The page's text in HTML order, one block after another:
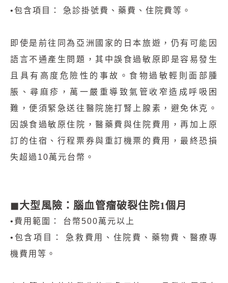
•包含項目： 急診掛號費、藥費、住院費等。
即使是前往同為亞洲國家的日本旅遊，仍有可能因
語言不通產生問題，其中誤食過敏原即是容易發生
且具有高度危險性的事故。食物過敏輕則面部腫
脹、尋麻疹，萬一嚴重導致氣管收窄造成呼吸困
難，便須緊急送往醫院施打腎上腺素，避免休克。
因誤食過敏原住院，醫藥費與住院費用，再加上原
訂的住宿、行程票券與重訂機票的費用，最終恐損
失超過10萬元台幣。
◼︎大型風險：腦血管瘤破裂住院1個月
•費用範圍： 台幣500萬元以上
•包含項目： 急救費用、住院費、藥物費、醫療專
機費用等。